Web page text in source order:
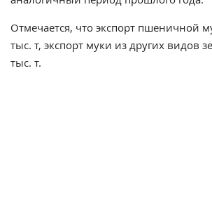
Отмечается, что экспорт пшеничной
тыс. т, экспорт муки из других видов
тыс. т.